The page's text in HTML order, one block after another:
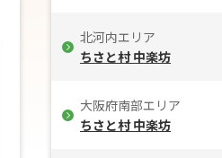
北河内エリア
ちさと村 中楽坊
大阪府南部エリア
ちさと村 中楽坊